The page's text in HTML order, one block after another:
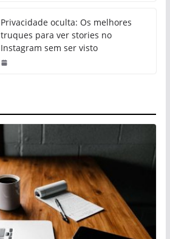
Privacidade oculta: Os melhores
truques para ver stories no
Instagram sem ser visto